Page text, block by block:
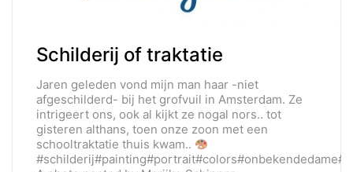
Schilderij of traktatie
Jaren geleden vond mijn man haar -niet
afgeschilderd- bij het grofvuil in Amsterdam. Ze
intrigeert ons, ook al kijkt ze nogal nors.. tot
gisteren althans, toen onze zoon met een
schooltraktatie thuis kwam..